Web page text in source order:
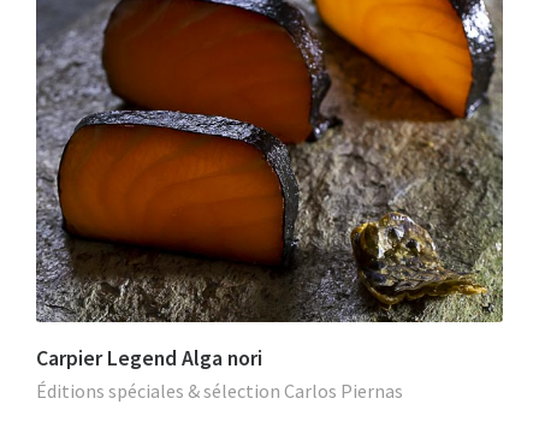
Carpier Legend Alga nori
Éditions spéciales & sélection Carlos Piernas